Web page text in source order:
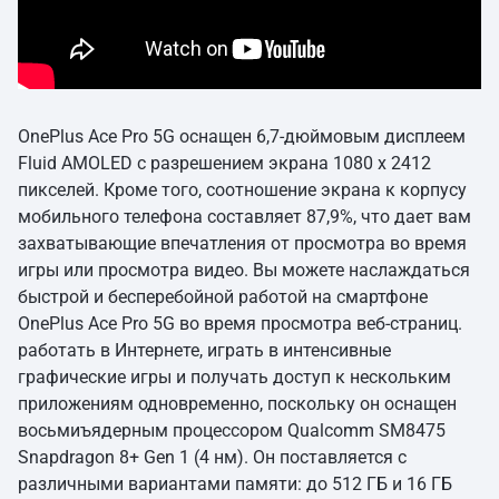
OnePlus Ace Pro 5G оснащен 6,7-дюймовым дисплеем
Fluid AMOLED с разрешением экрана 1080 x 2412
пикселей. Кроме того, соотношение экрана к корпусу
мобильного телефона составляет 87,9%, что дает вам
захватывающие впечатления от просмотра во время
игры или просмотра видео. Вы можете наслаждаться
быстрой и бесперебойной работой на смартфоне
OnePlus Ace Pro 5G во время просмотра веб-страниц.
работать в Интернете, играть в интенсивные
графические игры и получать доступ к нескольким
приложениям одновременно, поскольку он оснащен
восьмиъядерным процессором Qualcomm SM8475
Snapdragon 8+ Gen 1 (4 нм). Он поставляется с
различными вариантами памяти: до 512 ГБ и 16 ГБ